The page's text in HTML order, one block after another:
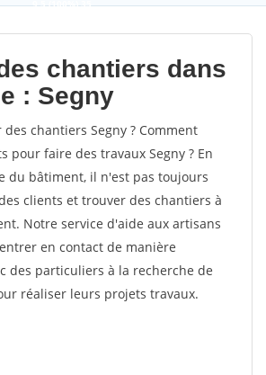
9,5(100%)35
votes
chantiers dans
: Segny
chantiers Segny ? Comment
pour faire des travaux Segny ? En
du bâtiment, il n'est pas toujours
clients et trouver des chantiers à
Notre service d'aide aux artisans
en contact de manière
des particuliers à la recherche de
réaliser leurs projets travaux.